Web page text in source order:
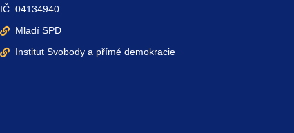
IČ: 04134940
Mladí SPD
Institut Svobody a přímé demokracie